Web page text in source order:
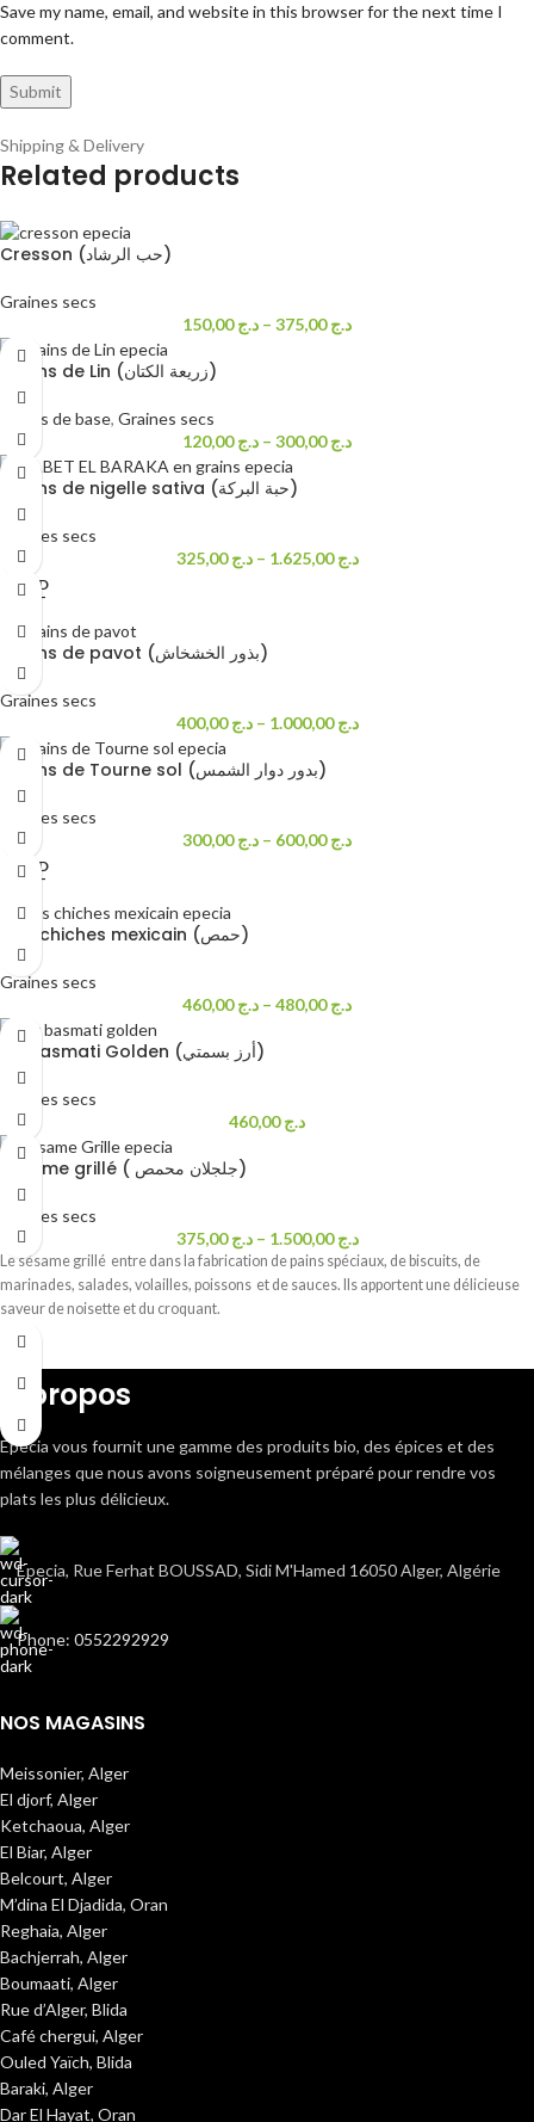
Save my name, email, and website in this browser for the next time I
comment.
Shipping & Delivery
Related products
Cresson (حب الرشاد)
Graines secs
د.ج150,00 – د.ج375,00
Grains de Lin (زريعة الكتان)
Epices de base, Graines secs
د.ج120,00 – د.ج300,00
Grains de nigelle sativa (حبة البركة)
Graines secs
د.ج325,00 – د.ج1.625,00
SOLD
OUT
Grains de pavot (بذور الخشخاش)
Graines secs
د.ج400,00 – د.ج1.000,00
Grains de Tourne sol (بدور دوار الشمس)
Graines secs
د.ج300,00 – د.ج600,00
SOLD
OUT
Pois chiches mexicain (حمص)
Graines secs
د.ج460,00 – د.ج480,00
Riz basmati Golden (أرز بسمتي)
Graines secs
د.ج460,00
Sésame grillé ( جلجلان محمص)
Graines secs
د.ج375,00 – د.ج1.500,00
Le sésame grillé entre dans la fabrication de pains spéciaux, de biscuits, de
marinades, salades, volailles, poissons et de sauces. Ils apportent une délicieuse
saveur de noisette et du croquant.
A propos
Epecia vous fournit une gamme des produits bio, des épices et des
mélanges que nous avons soigneusement préparé pour rendre vos
plats les plus délicieux.
Epecia, Rue Ferhat BOUSSAD, Sidi M'Hamed 16050 Alger, Algérie
Phone: 0552292929
NOS MAGASINS
Meissonier, Alger
El djorf, Alger
Ketchaoua, Alger
El Biar, Alger
Belcourt, Alger
M’dina El Djadida, Oran
Reghaia, Alger
Bachjerrah, Alger
Boumaati, Alger
Rue d’Alger, Blida
Café chergui, Alger
Ouled Yaïch, Blida
Baraki, Alger
Dar El Hayat, Oran